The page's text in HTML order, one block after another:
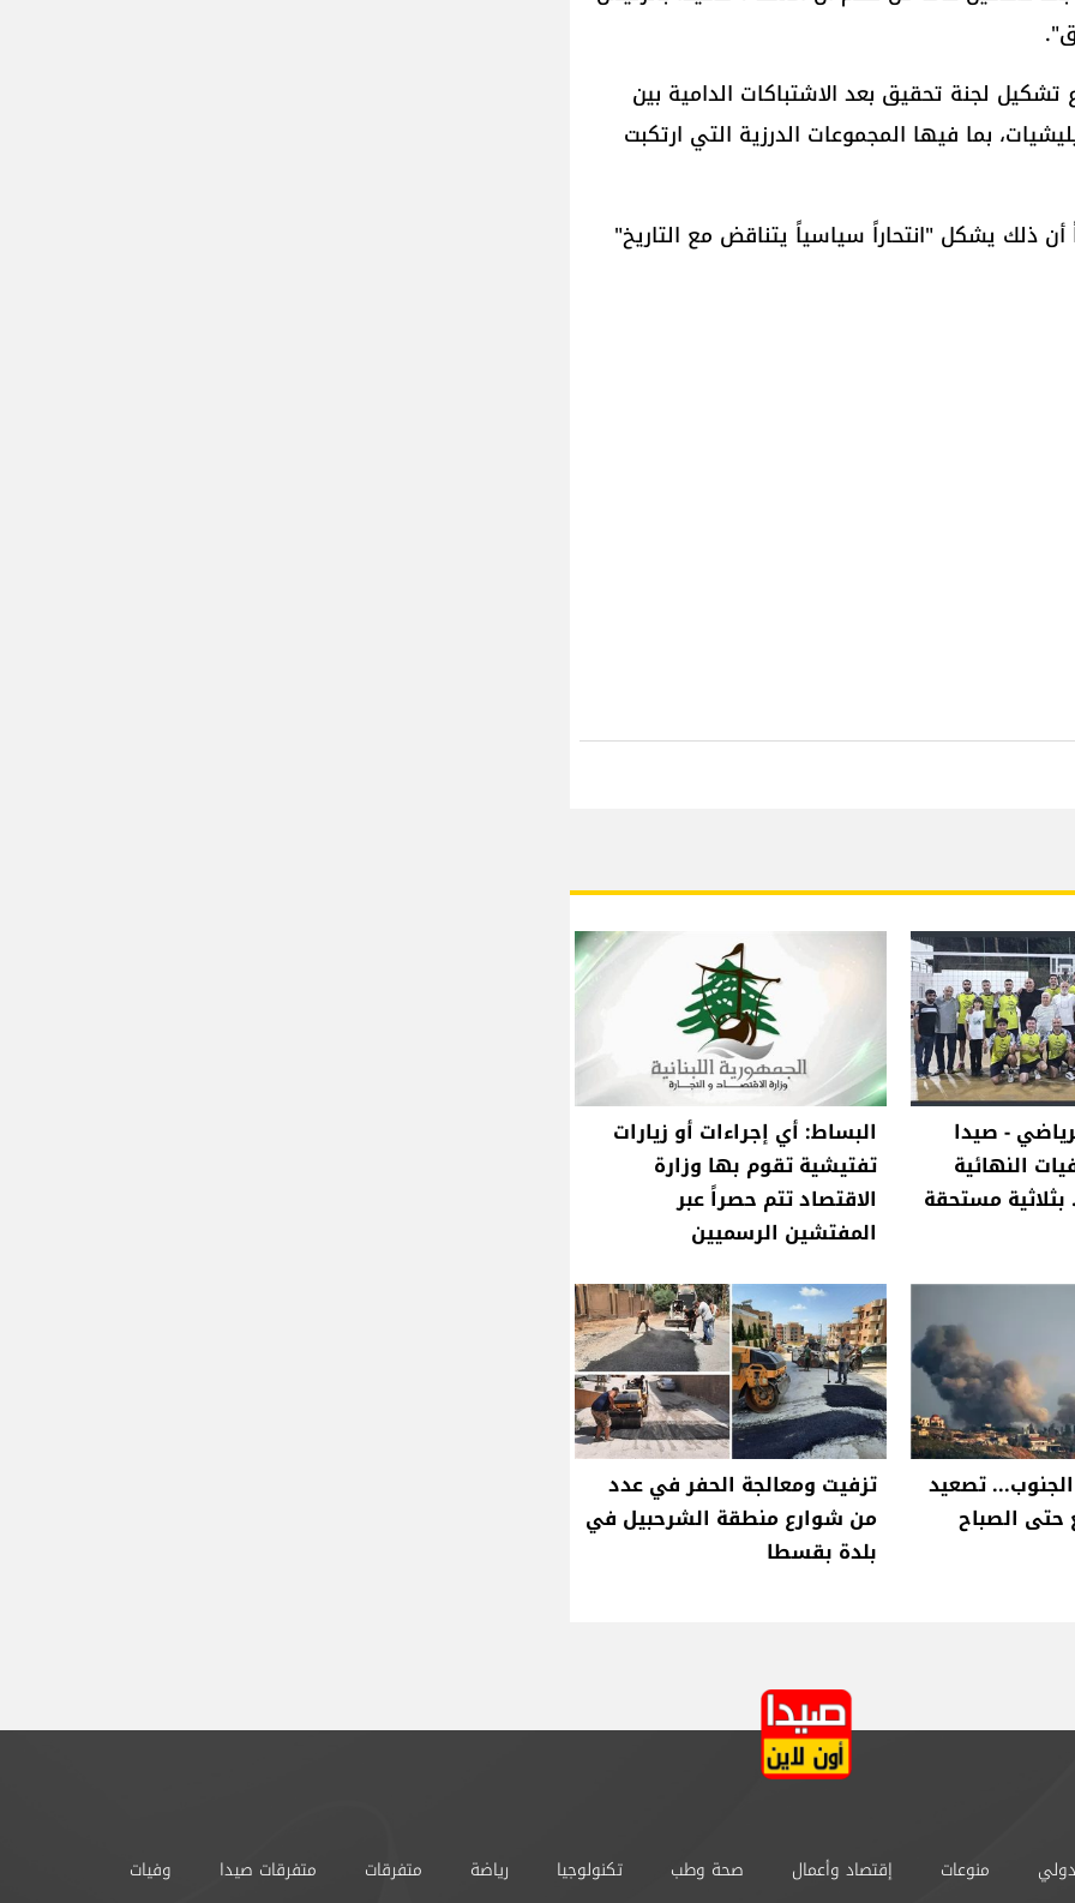
لجنة تحقيق بعد الاشتباكات الدامية بين
بما فيها المجموعات الدرزية التي ارتكبت
أن ذلك يشكل "انتحاراً سياسياً يتناقض مع التاريخ"
- صيدا
النهائية
بثلاثية مستحقة
البساط: أي إجراءات أو زيارات
تفتيشية تقوم بها وزارة
الاقتصاد تتم حصراً عبر
المفتشين الرسميين
تصعيد
حتى الصباح
تزفيت ومعالجة الحفر في عدد
من شوارع منطقة الشرحبيل في
بلدة بقسطا
منوعات إقتصاد وأعمال صحة وطب تكنولوجيا رياضة متفرقات متفرقات صيدا وفيات